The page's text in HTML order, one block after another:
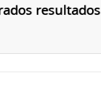
resultados